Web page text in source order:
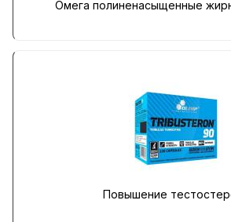
Омега полиненасыщенные
Повышение